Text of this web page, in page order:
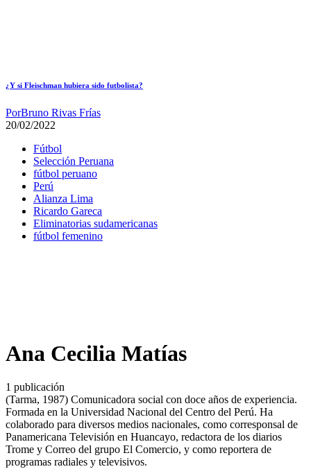
¿Y si Fleischman hubiera sido futbolista?
PorBruno Rivas Frías
20/02/2022
Fútbol
Selección Peruana
fútbol peruano
Perú
Alianza Lima
Ricardo Gareca
Eliminatorias sudamericanas
fútbol femenino
Ana Cecilia Matías
1 publicación
(Tarma, 1987) Comunicadora social con doce años de experiencia.
Formada en la Universidad Nacional del Centro del Perú. Ha
colaborado para diversos medios nacionales, como corresponsal de
Panamericana Televisión en Huancayo, redactora de los diarios
Trome y Correo del grupo El Comercio, y como reportera de
programas radiales y televisivos.